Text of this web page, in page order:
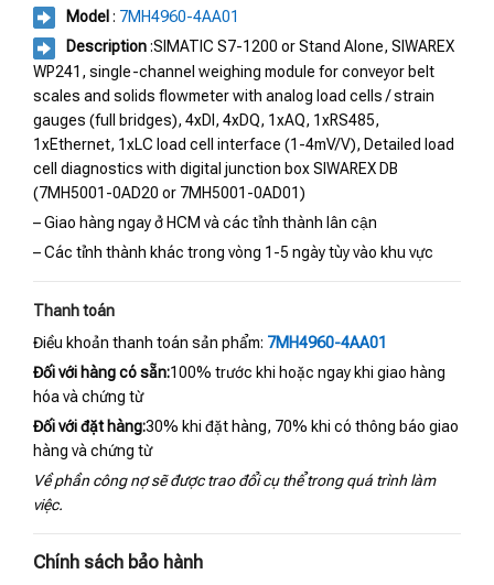
Model : 7MH4960-4AA01
Description:SIMATIC S7-1200 or Stand Alone, SIWAREX
WP241, single-channel weighing module for conveyor belt
scales and solids flowmeter with analog load cells / strain
gauges (full bridges), 4xDI, 4xDQ, 1xAQ, 1xRS485,
1xEthernet, 1xLC load cell interface (1-4mV/V), Detailed load
cell diagnostics with digital junction box SIWAREX DB
(7MH5001-0AD20 or 7MH5001-0AD01)
– Giao hàng ngay ở HCM và các tỉnh thành lân cận
– Các tỉnh thành khác trong vòng 1-5 ngày tùy vào khu vực
Thanh toán
Điều khoản thanh toán sản phẩm: 7MH4960-4AA01
Đối với hàng có sẵn:100% trước khi hoặc ngay khi giao hàng
hóa và chứng từ
Đối với đặt hàng:30% khi đặt hàng, 70% khi có thông báo giao
hàng và chứng từ
Về phần công nợ sẽ được trao đổi cụ thể trong quá trình làm
việc.
Chính sách bảo hành